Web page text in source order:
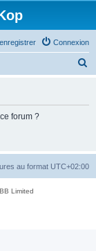
Connexion
h
forum ?
au format UTC+02:00
Limited